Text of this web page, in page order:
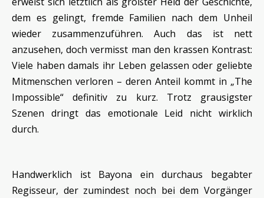
dem es gelingt, fremde Familien nach dem Unheil
wieder zusammenzuführen. Auch das ist nett
anzusehen, doch vermisst man den krassen Kontrast:
Viele haben damals ihr Leben gelassen oder geliebte
Mitmenschen verloren – deren Anteil kommt in „The
Impossible“ definitiv zu kurz. Trotz grausigster
Szenen dringt das emotionale Leid nicht wirklich
durch.
Handwerklich ist Bayona ein durchaus begabter
Regisseur, der zumindest noch bei dem Vorgänger